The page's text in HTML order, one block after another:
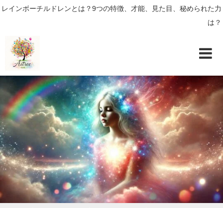
レインボーチルドレンとは？9つの特徴、才能、見た目、秘められた力
は？